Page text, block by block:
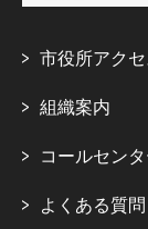
市役所アク
組織案内
コールセン
よくある質問